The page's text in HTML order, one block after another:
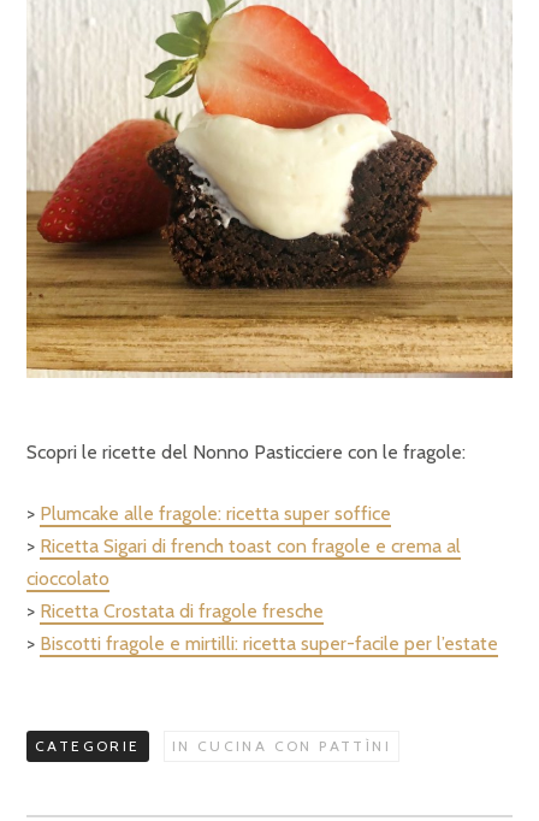
Scopri le ricette del Nonno Pasticciere con le fragole:
> Plumcake alle fragole: ricetta super soffice
> Ricetta Sigari di french toast con fragole e crema al
cioccolato
> Ricetta Crostata di fragole fresche
> Biscotti fragole e mirtilli: ricetta super-facile per l’estate
CATEGORIE IN CUCINA CON PATTÌNI